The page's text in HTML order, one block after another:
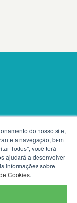
do nosso site,
a navegação, bem
Todos", você terá
ajudará a desenvolver
informações sobre
Cookies.